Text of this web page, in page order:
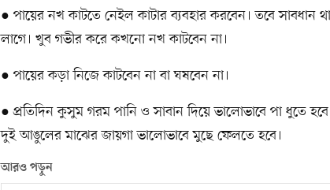
● পায়ের নখ কাটতে নেইল কাটার ব্যবহার করবেন। তবে
লাগে। খুব গভীর করে কখনো নখ কাটবেন না।
● পায়ের কড়া নিজে কাটবেন না বা ঘষবেন না।
● প্রতিদিন কুসুম গরম পানি ও সাবান দিয়ে ভালোভাবে পা ধুতে
দুই আঙুলের মাঝের জায়গা ভালোভাবে মুছে ফেলতে হবে।
আরও পড়ুন